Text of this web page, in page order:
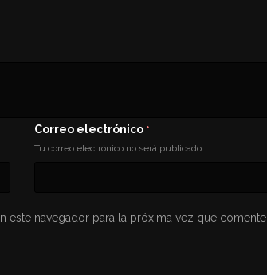
Correo electrónico *
Tu correo electrónico no será publicado
navegador para la próxima vez que comente.